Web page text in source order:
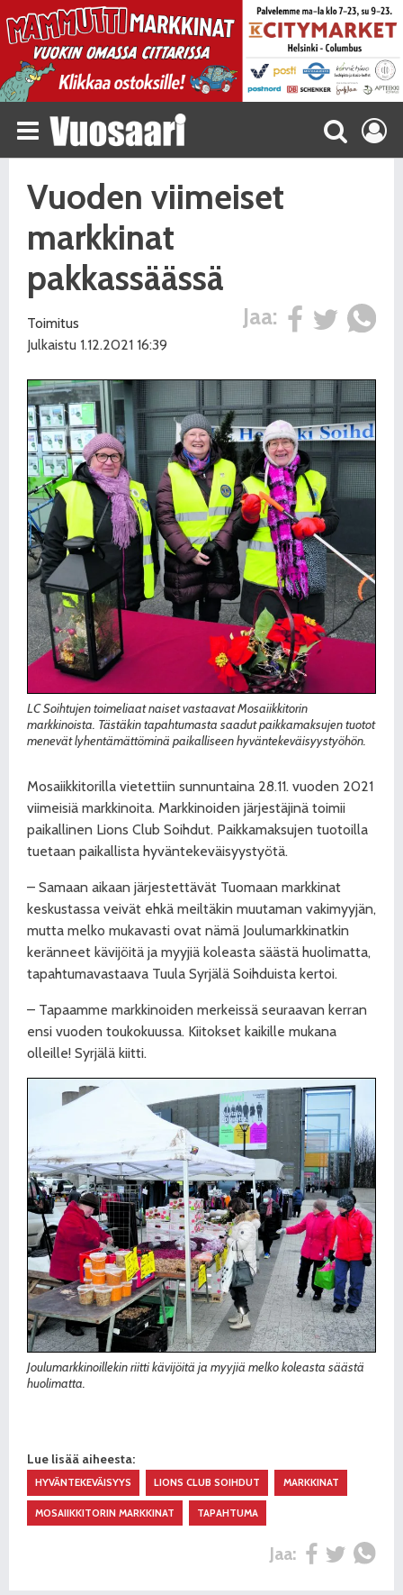
Vuoden viimeiset
markkinat
pakkassäässä
Jaa:
Toimitus
Julkaistu 1.12.2021 16:39
LC Soihtujen toimeliaat naiset vastaavat Mosaiikkitorin
markkinoista. Tästäkin tapahtumasta saadut paikkamaksujen tuotot
menevät lyhentämättöminä paikalliseen hyväntekeväisyystyöhön.
Mosaiikkitorilla vietettiin sunnuntaina 28.11. vuoden 2021
viimeisiä markkinoita. Markkinoiden järjestäjinä toimii
paikallinen Lions Club Soihdut. Paikkamaksujen tuotoilla
tuetaan paikallista hyväntekeväisyystyötä.
– Samaan aikaan järjestettävät Tuomaan markkinat
keskustassa veivät ehkä meiltäkin muutaman vakimyyjän,
mutta melko mukavasti ovat nämä Joulumarkkinatkin
keränneet kävijöitä ja myyjiä koleasta säästä huolimatta,
tapahtumavastaava Tuula Syrjälä Soihduista kertoi.
– Tapaamme markkinoiden merkeissä seuraavan kerran
ensi vuoden toukokuussa. Kiitokset kaikille mukana
olleille! Syrjälä kiitti.
Joulumarkkinoillekin riitti kävijöitä ja myyjiä melko koleasta säästä
huolimatta.
Lue lisää aiheesta:
HYVÄNTEKEVÄISYYS LIONS CLUB SOIHDUT MARKKINAT
MOSAIIKKITORIN MARKKINAT TAPAHTUMA
Jaa: